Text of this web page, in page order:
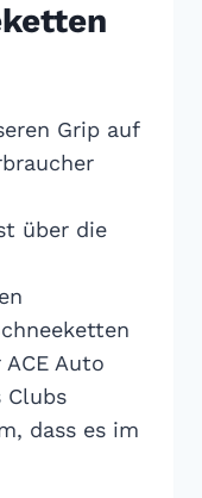
Grip auf
über die
Auto
Clubs
dass es im